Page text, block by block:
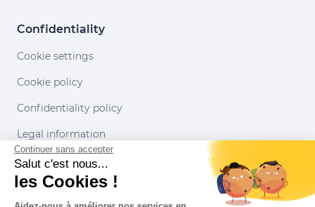
Confidentiality
Cookie settings
Cookie policy
Confidentiality policy
Legal information
Conditions of use
Our partners
Continuer sans accepter
Salut c'est nous...
les Cookies !